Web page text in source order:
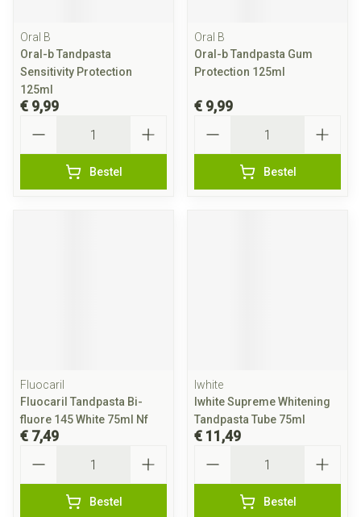
Oral B
Oral-b Tandpasta
Sensitivity Protection
125ml
€ 9,99
Bestel
Oral B
Oral-b Tandpasta Gum
Protection 125ml
€ 9,99
Bestel
Fluocaril
Fluocaril Tandpasta Bi-
fluore 145 White 75ml Nf
€ 7,49
Bestel
Iwhite
Iwhite Supreme Whitening
Tandpasta Tube 75ml
€ 11,49
Bestel